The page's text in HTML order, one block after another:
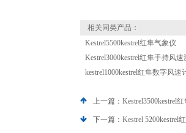
相关同类产品：
Kestrel5500kestrel红隼气象仪
Kestrel3000kestrel红隼手持风
kestrel1000kestrel红隼数字风速
上一篇： Kestrel3500kestrel
下一篇： Kestrel 5200kestrel